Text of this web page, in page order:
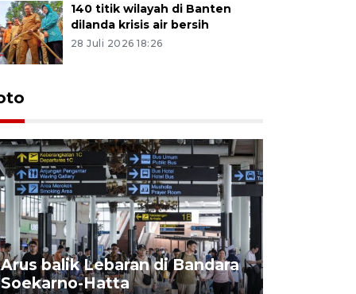
140 titik wilayah di Banten
dilanda krisis air bersih
28 Juli 2026 18:26
Arus balik Lebaran di Bandara
Soekarno-Hatta